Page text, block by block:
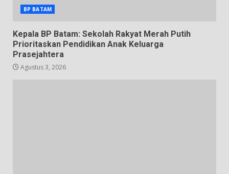
BP BATAM
Kepala BP Batam: Sekolah Rakyat Merah Putih
Prioritaskan Pendidikan Anak Keluarga
Prasejahtera
Agustus 3, 2026